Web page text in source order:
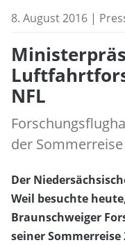
8. August 2016 |
NFL
der
Der
Weil besuchte
Braunschweiger
seiner